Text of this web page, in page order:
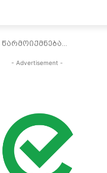
- Advertisement -